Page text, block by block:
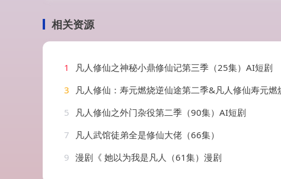
相关资源
1 凡人修仙之神秘小鼎修仙记第三季（25集）AI短剧
3
凡人修仙：寿元燃烧逆仙途第二季&凡人修仙寿元燃烧逆仙途第二季（66集）AI
5
凡人修仙之外门杂役第二季（90集）AI短剧
7
凡人武馆徒弟全是修仙大佬（66集）
9 漫剧《 她以为我是凡人（61集）漫剧